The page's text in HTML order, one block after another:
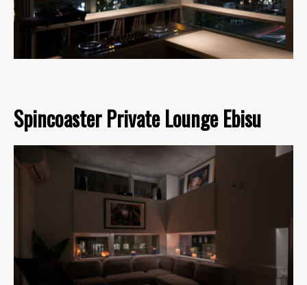
Spincoaster Private Lounge Ebisu